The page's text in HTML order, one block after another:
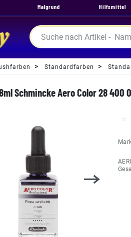
Malgrund Hilfsmittel
Standardfarben
Schmincke Aero Color 28 400